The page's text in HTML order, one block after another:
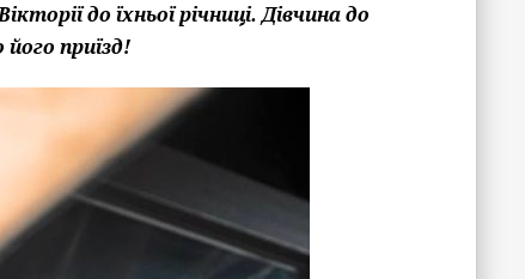
до їхньої річниці. Дівчина до
приїзд!